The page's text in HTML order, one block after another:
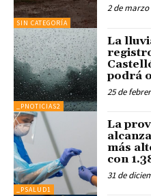
SIN CATEGORÍA
2 de marzo
_PNOTICIAS2
La
podrá
25 de
_PSALUD1
La
más
con
31 de